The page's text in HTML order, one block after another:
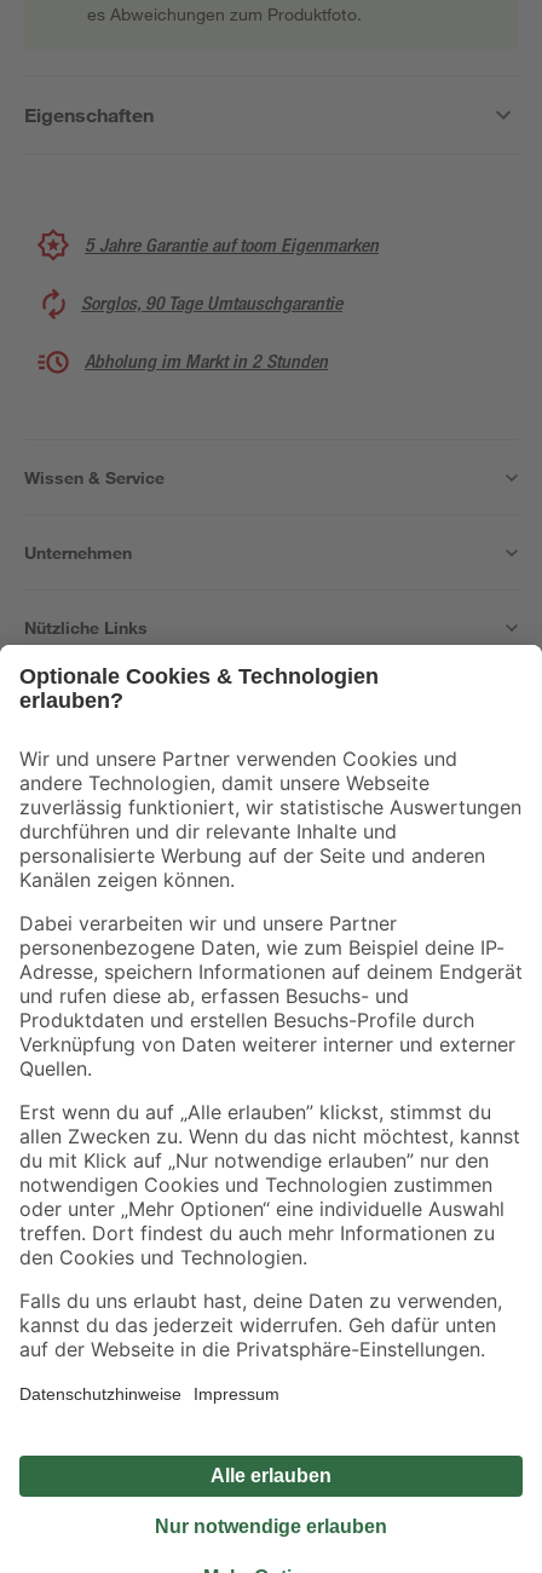
es Abweichungen zum Produktfoto.
Eigenschaften
5 Jahre Garantie auf toom Eigenmarken
Sorglos, 90 Tage Umtauschgarantie
Abholung im Markt in 2 Stunden
Wissen & Service
Unternehmen
Nützliche Links
Der toom Newsletter: Keine Angebote und Aktionen mehr verpassen!
Zur Newsletter Anmeldung
Folge uns
Zahlungsarten Versandarten
Sicher einkaufen
Jetzt die toom-App herunterladen
Alle Preisangaben in EUR inkl. gesetzl. MwSt.. Die dargestellten Angebote sind unter
Umständen nicht in allen Märkten verfügbar. Die angegebenen Verfügbarkeiten beziehen
Produkte nur solange der Vorrat reicht.
*Paketversand ab 59 € versandkostenfrei, gilt nicht für Artikel mit Speditionsversand, hier
Privatsphäre Impressum
Nutzungsbedingungen
Widerrufsrecht
Vertrag widerrufen